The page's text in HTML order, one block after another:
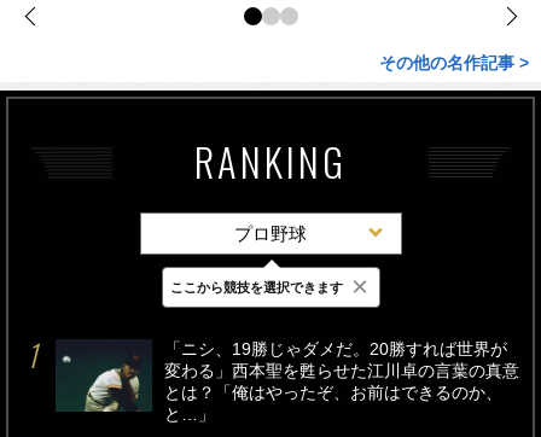
その他の名作記事 >
RANKING
プロ野球
最新 24時間 週間
「ニシ、19勝じゃダメだ。20勝すれば世界が
変わる」西本聖を甦らせた江川卓の言葉の真意
とは？「俺はやったぞ、お前はできるのか、
と…」
ここから競技を選択できます ×